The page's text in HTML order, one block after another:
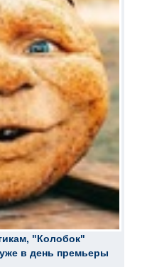
"Колобок"
в день премьеры